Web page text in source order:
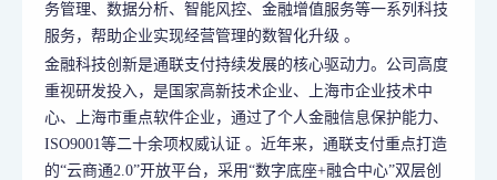
务管理、数据分析、智能风控、金融增值服务等一系列科技
服务，帮助企业实现经营管理的数智化升级 。
金融科技创新是通联支付持续发展的核心驱动力。公司高度
重视研发投入，是国家高新技术企业、上海市企业技术中
心、上海市重点软件企业，通过了个人金融信息保护能力、
ISO9001等二十余项权威认证 。近年来，通联支付重点打造
的“云商通2.0”开放平台，采用“数字底座+融合中心”双层创